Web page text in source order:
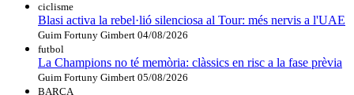
ciclisme
Blasi activa la rebel·lió silenciosa al Tour: més nervis a l'UAE
Guim Fortuny Gimbert 04/08/2026
futbol
La Champions no té memòria: clàssics en risc a la fase prèvia
Guim Fortuny Gimbert 05/08/2026
BARÇA